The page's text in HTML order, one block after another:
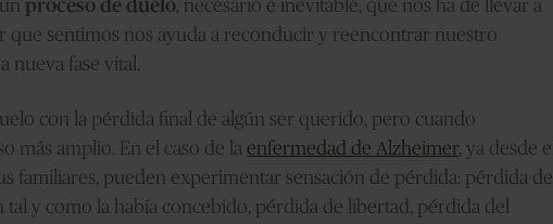
proceso de duelo, necesario e inevitable, que nos ha de llevar a
que sentimos nos ayuda a reconducir y reencontrar nuestro
nueva fase vital.
con la pérdida final de algún ser querido, pero cuando
más amplio. En el caso de la enfermedad de Alzheimer, ya desde el
familiares, pueden experimentar sensación de pérdida: pérdida de
y como la había concebido, pérdida de libertad, pérdida del